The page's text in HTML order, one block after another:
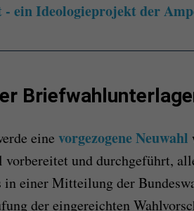
ein Ideologieprojekt der
eine vorgezogene Neuwahl
vorbereitet und durchgeführt,
in einer Mitteilung der
der eingereichten